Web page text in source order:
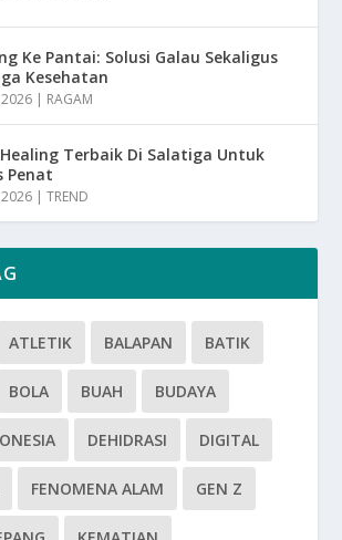
Ke Pantai: Solusi Galau Sekaligus
Kesehatan
| RAGAM
Terbaik Di Salatiga Untuk
Penat
|TREND
ATLETIK BALAPAN BATIK
BOLA BUAH BUDAYA
DEHIDRASI DIGITAL
FENOMENA ALAM GEN Z